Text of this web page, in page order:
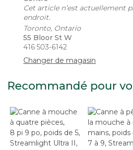
Cet article n’est actuellement
endroit.
Toronto, Ontario
55 Bloor St W
416 503-6142
Changer de magasin
Recommandé pour